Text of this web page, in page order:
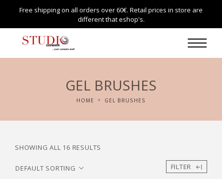
Free shipping on all orders over 60€. Retail prices in store are
different that eshop's.
GEL BRUSHES
HOME GEL BRUSHES
SHOWING ALL 16 RESULTS
FILTER